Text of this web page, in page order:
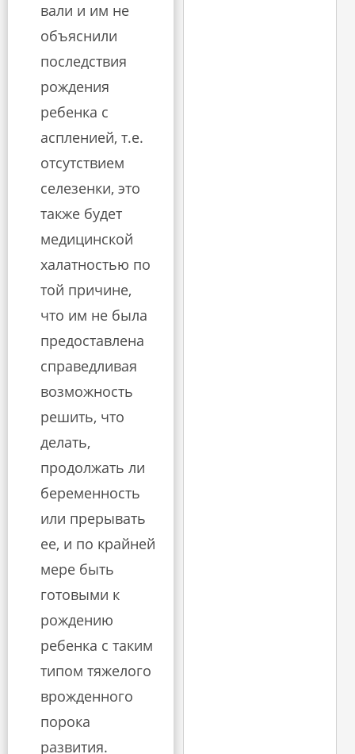
вали и им не
объяснили
последствия
рождения
ребенка с
аспленией, т.е.
отсутствием
селезенки, это
также будет
медицинской
халатностью по
той причине,
что им не была
предоставлена ​​
справедливая
возможность
решить, что
делать,
продолжать ли
беременность
или прерывать
ее, и по крайней
мере быть
готовыми к
рождению
ребенка с таким
типом тяжелого
врожденного
порока
развития.